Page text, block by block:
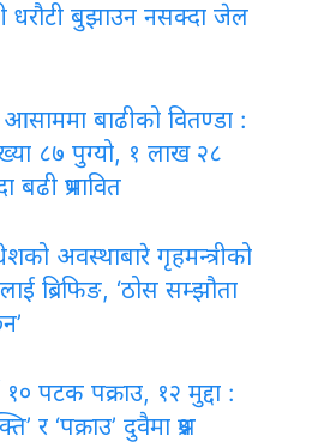
धरौटी बुझाउन नसक्दा जेल
बाढीको वितण्डा :
८७ पुग्यो, १ लाख २८
बढी प्रभावित
अवस्थाबारे गृहमन्त्रीको
ब्रिफिङ, ‘ठोस सम्झौता
१० पटक पक्राउ, १२ मुद्दा :
र ‘पक्राउ’ दुवैमा प्रश्न